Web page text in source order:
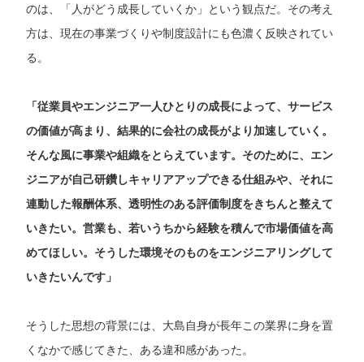
のは、「人がどう成長していくか」という観点だ。その考え
方は、現在の事業づくりや制度設計にも色濃く反映されてい
る。
「従業員やエンジニア一人ひとりの成長によって、サービス
の価値が高まり、結果的に会社の成長がより加速していく。
そんな風に事業や組織をとらえています。そのために、エン
ジニアが自己研鑽しキャリアアップできる仕組みや、それに
連動した報酬体系、透明性のある評価制度をきちんと整えて
いきたい。営業も、若いうちから経験を積んで市場価値を高
めてほしい。そうした環境そのものをエンジニアリングして
いきたいんです」
そうした思想の背景には、大島自身が長年この業界に身を置
くなかで感じてきた、ある違和感があった。